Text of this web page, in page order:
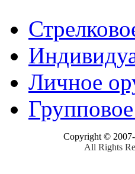
Личное
Copyright ©
All Rights